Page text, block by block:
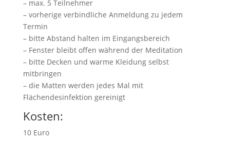
– max. 5 Teilnehmer
– vorherige verbindliche Anmeldung zu jedem
Termin
– bitte Abstand halten im Eingangsbereich
– Fenster bleibt offen während der Meditation
– bitte Decken und warme Kleidung selbst
mitbringen
– die Matten werden jedes Mal mit
Flächendesinfektion gereinigt
Kosten:
10 Euro